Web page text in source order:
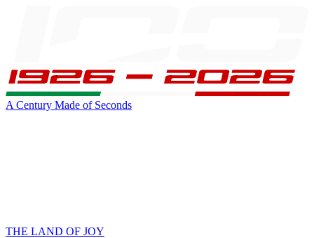
A Century Made of Seconds
THE LAND OF JOY